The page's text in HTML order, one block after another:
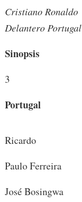
Cristiano Ronaldo
Delantero Portugal
Sinopsis
3
Portugal
Ricardo
Paulo Ferreira
José Bosingwa